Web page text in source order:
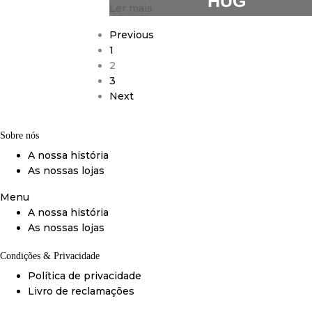
Ler mais
Previous
1
2
3
Next
Sobre nós
A nossa história
As nossas lojas
Menu
A nossa história
As nossas lojas
Condições & Privacidade
Política de privacidade
Livro de reclamações